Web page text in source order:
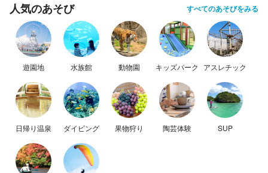
人気のあそび すべてのあそびをみる
遊園地 水族館 動物園 キッズパーク アスレチック
日帰り温泉 ダイビング 果物狩り 陶芸体験 SUP